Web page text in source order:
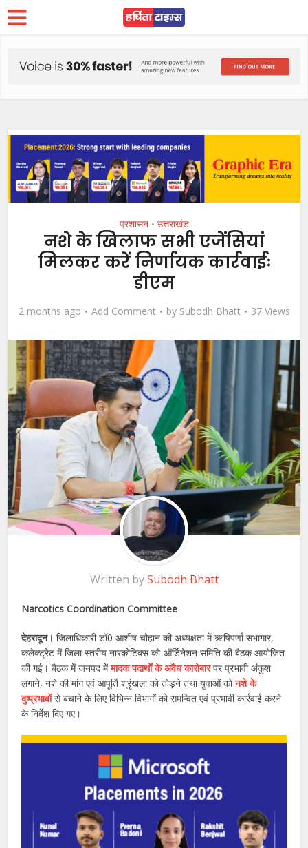
प्रशासन • उत्तराखंड
नशे के खिलाफ सभी एजेंसियां
मिलकर करें निर्णायक कार्रवाईः
डीएम
2 months ago Add Comment by Subodh Bhatt 37 Views
Written bySubodh Bhatt
Narcotics Coordination Committee
देहरादून। जिलाधिकारी डॉ0 आशीष चौहान की अध्यक्षता में ऋषिपर्णा सभागार,
कलेक्ट्रेट में जिला स्तरीय नारकोटिक्स को-ऑर्डिनेशन समिति की बैठक आयोजित
की गई। बैठक में जनपद मेंमादक पदार्थों के अवैध कारोबारपर प्रभावी अंकुश
लगाने, नशे की मांग एवं आपूर्ति श्रृंखला को तोड़ने तथा युवाओं कोनशे के
दुष्प्रभावोंसे बचाने के लिए विभिन्न विभागों को समन्वित एवं प्रभावी कार्रवाई करने
के निर्देश दिए गए।